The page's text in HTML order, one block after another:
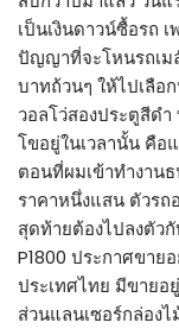
เป็นเงินดาวน์ซื้อรถ
ปัญญาที่จะโหนรถเม
บาทถ้วนๆ ให้ไปเลือ
วอลโว่สองประตูสีด
โขอยู่ในเวลานั้น คือ
ตอนที่ผมเข้าทำงาน
ราคาหนึ่งแสน ตัวร
สุดท้ายต้องไปลงตัว
P1800 ประกาศขาย
ประเทศไทย มีขายอ
ส่วนแลนเซอร์กล่อง